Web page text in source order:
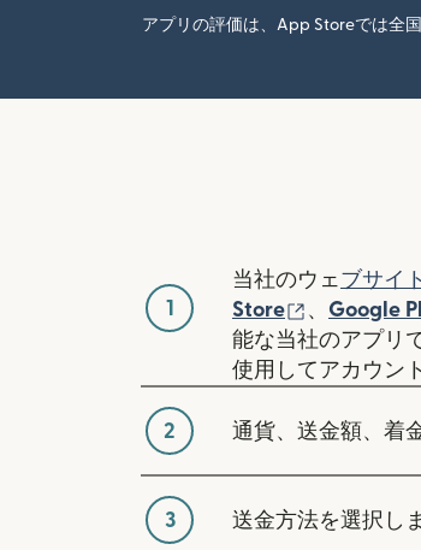
アプリの評価は、App Storeでは全
1
当社のウェ ブサイト
Store
（別ウィ
、 Google
能な当社のアプリ
使用してアカウン
2 通貨、送金額、着
3 送金方法を選択し